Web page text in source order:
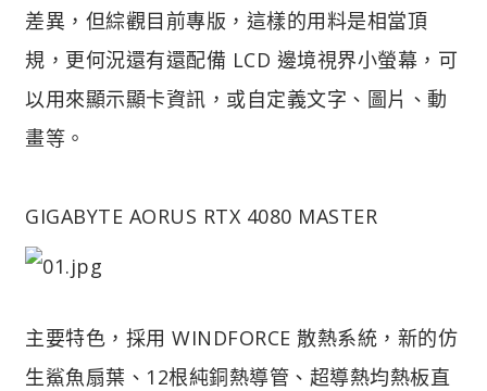
差異，但綜觀目前專版，這樣的用料是相當頂
規，更何況還有還配備 LCD 邊境視界小螢幕，可
以用來顯示顯卡資訊，或自定義文字、圖片、動
畫等。
GIGABYTE AORUS RTX 4080 MASTER
主要特色，採用 WINDFORCE 散熱系統，新的仿
生鯊魚扇葉、12根純銅熱導管、超導熱均熱板直